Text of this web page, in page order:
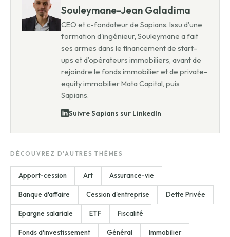
Souleymane-Jean Galadima
CEO et c-fondateur de Sapians. Issu d'une
formation d'ingénieur, Souleymane a fait
ses armes dans le financement de start-
ups et d'opérateurs immobiliers, avant de
rejoindre le fonds immobilier et de private-
equity immobilier Mata Capital, puis
Sapians.
Suivre Sapians sur LinkedIn
DÉCOUVREZ D'AUTRES THÈMES
Apport-cession Art Assurance-vie
Banque d'affaire Cession d'entreprise Dette Privée
Epargne salariale ETF Fiscalité
Fonds d'investissement Général Immobilier